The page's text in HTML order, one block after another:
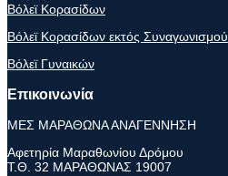
Βόλεϊ Κορασίδων
Βόλεϊ Κορασίδων εκτός Συναγωνισμού
Βόλεϊ Γυναικών
Επικοινωνία
ΜΕΣ ΜΑΡΑΘΩΝΑ ΑΝΑΓΕΝΝΗΣΗ
Αφετηρία Μαραθωνίου Δρόμου
Τ.Θ. 32 ΜΑΡΑΘΩΝΑΣ 19007